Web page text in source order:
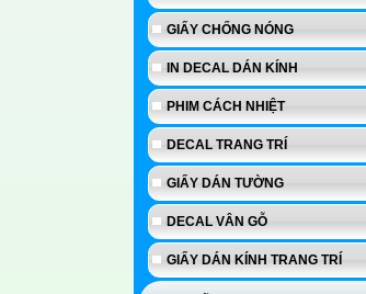
GIẤY CHỐNG NÓNG
IN DECAL DÁN KÍNH
PHIM CÁCH NHIỆT
DECAL TRANG TRÍ
GIẤY DÁN TƯỜNG
DECAL VÂN GỖ
GIẤY DÁN KÍNH TRANG TRÍ